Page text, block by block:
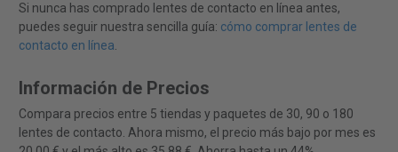
Si nunca has comprado lentes de contacto en línea antes,
puedes seguir nuestra sencilla guía: cómo comprar lentes de
contacto en línea.
Información de Precios
Compara precios entre 5 tiendas y paquetes de 30, 90 o 180
lentes de contacto. Ahora mismo, el precio más bajo por mes es